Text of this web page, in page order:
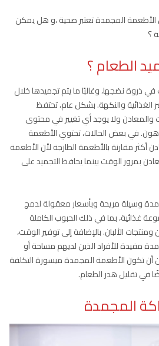
المجمدة تعتبر صحية ،و هل يمكن
؟
الطعام ؟
ذروة نضجها، وغالبًا ما يتم تجميدها خلال
الغذائية والنكهة. بشكل عام، تحتفظ
والمعادن ولا يوجد أي تغيير في محتوى
في بعض الحالات، تحتوي الأطعمة
أكثر مقارنة بالأطعمة الطازجة لأن الأطعمة
بمرور الوقت بينما يحافظ التجميد على
وسيلة مريحة وبأسعار معقولة لدمج
غذائية، بما في ذلك الحبوب الكاملة
الألبان. بالإضافة إلى توفير الوقت،
مفيدة للأفراد الذين لديهم مساحة أو
تكون الأطعمة المجمدة ميسورة التكلفة
في تقليل هدر الطعام.
المجمدة